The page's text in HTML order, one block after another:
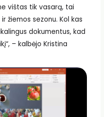
vištas tik vasarą, tai
žiemos sezonu. Kol kas
dokumentus, kad
– kalbėjo Kristina